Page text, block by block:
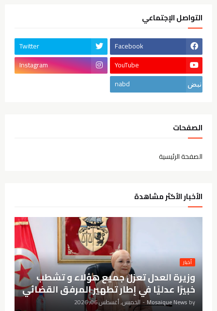
التواصل الإجتماعي
Facebook
Twitter
YouTube
Instagram
nabd
الصفحات
الصفحة الرئيسية
الأخبار الأكثر مشاهدة
أخبار
وزيرة العدل تعزل جميع هؤلاء و تشطب
خبيرًا عدليًا في إطار تطهير المرفق القضائي
by
Mosaique News
- الخميس, أغسطس 06, 2026